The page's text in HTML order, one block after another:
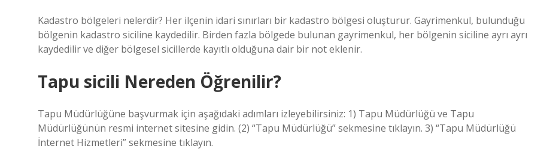
Kadastro bölgeleri nelerdir? Her ilçenin idari sınırları bir kadastro bölgesi oluşturur. Gayrimenkul, bulunduğu
bölgenin kadastro siciline kaydedilir. Birden fazla bölgede bulunan gayrimenkul, her bölgenin siciline ayrı ayrı
kaydedilir ve diğer bölgesel sicillerde kayıtlı olduğuna dair bir not eklenir.
Tapu sicili Nereden Öğrenilir?
Tapu Müdürlüğüne başvurmak için aşağıdaki adımları izleyebilirsiniz: 1) Tapu Müdürlüğü ve Tapu
Müdürlüğünün resmi internet sitesine gidin. (2) “Tapu Müdürlüğü” sekmesine tıklayın. 3) “Tapu Müdürlüğü
İnternet Hizmetleri” sekmesine tıklayın.